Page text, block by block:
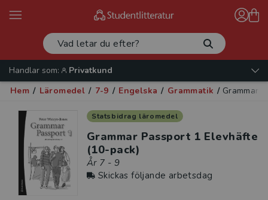
Handlar som:
Privatkund
Hem / Läromedel / 7-9 / Engelska / Grammatik / Grammar
Statsbidrag läromedel
Grammar Passport 1 Elevhäfte
(10-pack)
År 7 - 9
Skickas följande arbetsdag